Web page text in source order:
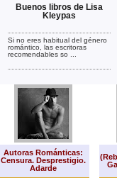
Buenos libros de Lisa
Kleypas
Si no eres habitual del género
romántico, las escritoras
recomendables so ...
Autoras Románticas:
Censura. Desprestigio.
Adarde